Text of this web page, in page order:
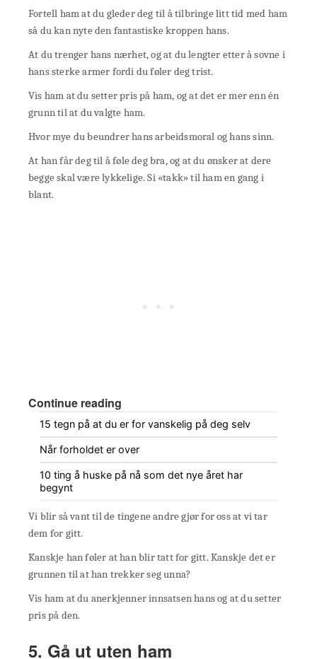
Fortell ham at du gleder deg til å tilbringe litt tid med ham
så du kan nyte den fantastiske kroppen hans.
At du trenger hans nærhet, og at du lengter etter å sovne i
hans sterke armer fordi du føler deg trist.
Vis ham at du setter pris på ham, og at det er mer enn én
grunn til at du valgte ham.
Hvor mye du beundrer hans arbeidsmoral og hans sinn.
At han får deg til å føle deg bra, og at du ønsker at dere
begge skal være lykkelige. Si «takk» til ham en gang i
blant.
Continue reading
15 tegn på at du er for vanskelig på deg selv
Når forholdet er over
10 ting å huske på nå som det nye året har
begynt
Vi blir så vant til de tingene andre gjør for oss at vi tar
dem for gitt.
Kanskje han føler at han blir tatt for gitt. Kanskje det er
grunnen til at han trekker seg unna?
Vis ham at du anerkjenner innsatsen hans og at du setter
pris på den.
5. Gå ut uten ham